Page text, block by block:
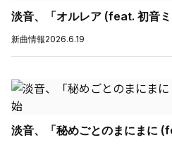
淡音、「オルレア (feat. 初音
新曲情報2026.6.19
淡音、「秘めごとのまにまに